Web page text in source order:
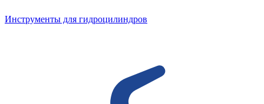
Инструменты для гидроцилиндров